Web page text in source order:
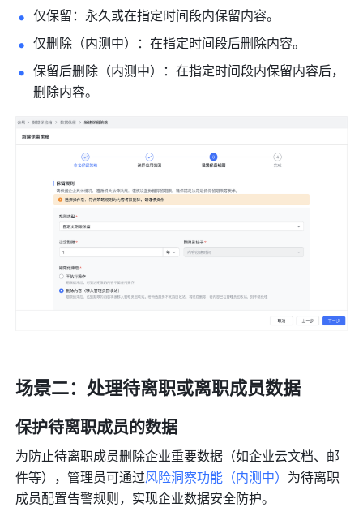
仅保留：永久或在指定时间段内保留内容。
仅删除（内测中）：在指定时间段后删除内容。
保留后删除（内测中）：在指定时间段内保留内容后，
删除内容。
场景二：处理待离职或离职成员数据
保护待离职成员的数据
为防止待离职成员删除企业重要数据（如企业云文档、邮
件等），管理员可通过风险洞察功能（内测中） 为待离职
成员配置告警规则，实现企业数据安全防护。